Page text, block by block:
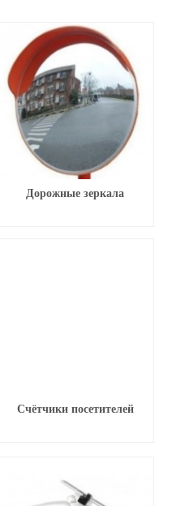
Дорожные зеркала
Счётчики посетителей